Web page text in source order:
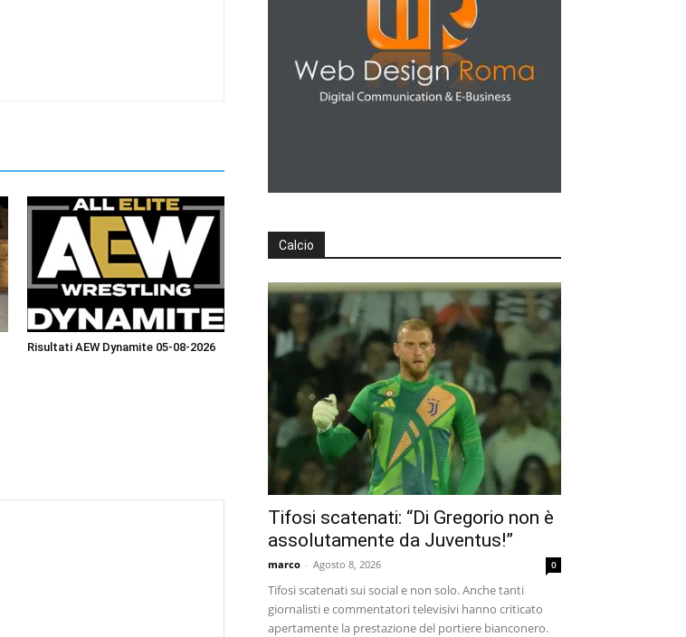
Risultati AEW Dynamite 05-08-2026
Calcio
Tifosi scatenati: “Di Gregorio non è
assolutamente da Juventus!”
marco - Agosto 8, 2026 0
Tifosi scatenati sui social e non solo. Anche tanti
giornalisti e commentatori televisivi hanno criticato
apertamente la prestazione del portiere bianconero.